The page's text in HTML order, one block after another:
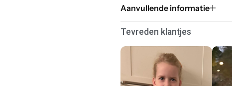
Aanvullende informatie
Tevreden klantjes